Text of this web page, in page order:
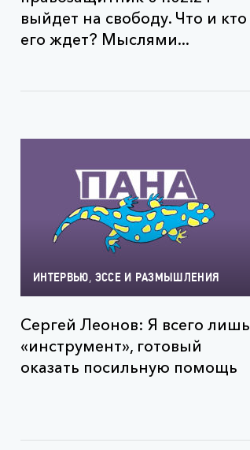
выйдет на свободу. Что и кто
его ждет? Мыслями...
ИНТЕРВЬЮ, ЭССЕ И РАЗМЫШЛЕНИЯ
Сергей Леонов: Я всего лишь
«инструмент», готовый
оказать посильную помощь